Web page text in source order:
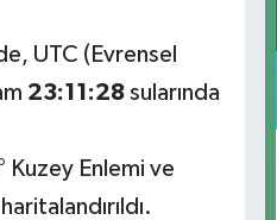
UTC (Evrensel
23:11:28sularında
Enlemi ve